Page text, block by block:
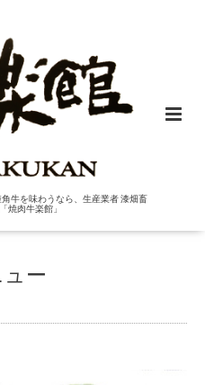
牛を味わうなら、生産業者 漆畑畜
焼肉牛楽館」
ュー